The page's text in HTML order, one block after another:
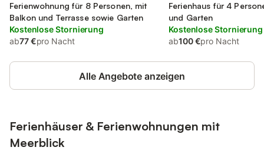
Ferienwohnung für 8 Personen, mit
Balkon und Terrasse sowie Garten
Kostenlose Stornierung
ab77 €pro Nacht
Ferienhaus für 4
und Garten
Kostenlose Stornierung
ab100 €pro Nacht
Alle Angebote anzeigen
Ferienhäuser & Ferienwohnungen mit
Meerblick